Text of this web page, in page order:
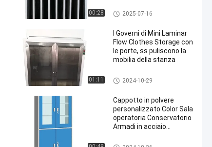
00:28 Filtro dell'aria della tasca
2025-07-16
01:11
I Governi di Mini Laminar
Flow Clothes Storage con
le porte, ss puliscono la
mobilia della stanza
Governo dell'indumento della
stanza pulita
2024-10-29
Cappotto in polvere
personalizzato Color Sala
operatoria Conservatorio
Armadi in acciaio
Conservatorio di farmaci
Governo medico di acciaio ino